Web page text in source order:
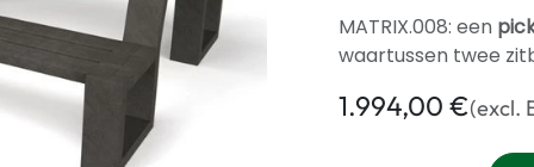
MATRIX.008: een
waartussen twee
1.994,00 €(excl.